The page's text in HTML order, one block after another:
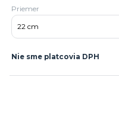
Priemer
Nie sme platcovia DPH